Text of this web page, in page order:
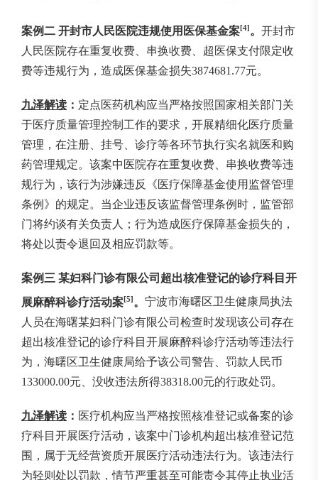
案例二 开封市人民医院违规使用医保基金案[4]。 开封市
人民医院存在重复收费、串换收费、超医保支付限定收
费等违规行为，造成医保基金损失3874681.77元。
九泽解读 ： 定点医药机构应当严格按照国家相关部门关
于医疗质量管理控制工作的要求，开展精细化医疗质量
管理，在注册、挂号、诊疗等各环节执行实名就医和购
药管理规定。该案中医院存在重复收费、串换收费等违
规行为，该行为涉嫌违反《医疗保障基金使用监督管理
条例》的规定。当企业违反该监督管理条例时，监管部
门将约谈有关负责人；行为造成医疗保障基金损失的，
将处以责令退回及相应罚款等。
案例三 某妇科门诊有限公司超出核准登记的诊疗科目开
展麻醉科诊疗活动案[5]。 宁波市海曙区卫生健康局执法
人员在海曙某妇科门诊有限公司检查时发现该公司存在
超出核准登记的诊疗科目开展麻醉科诊疗活动等违法行
为，海曙区卫生健康局给予该公司警告、罚款人民币
133000.00元、没收违法所得38318.00元的行政处罚。
九泽解读 ： 医疗机构应当严格按照核准登记或备案的诊
疗科目开展医疗活动，该案中门诊机构超出核准登记范
围，属于无经营资质开展医疗活动违法行为。该违法行
为轻则处以罚款，情节严重甚至可能责令其停止执业活